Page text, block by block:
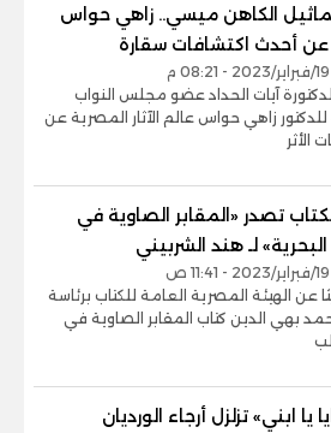
تماثيل الكاهن ميسي.. زاهي حواس
أحدث اكتشافات سقارة
آيات الحداد عضو مجلس النواب
زاهي حواس عالم الآثار المصرية عن
الأثر
تصدر «المقابر الصاوية في
البحرية» لـ هند الشربيني
عن الهيئة المصرية العامة للكتاب برئاسة
بهي الدين كتاب المقابر الصاوية في
يا ابني» تزلزل أرجاء الورديان